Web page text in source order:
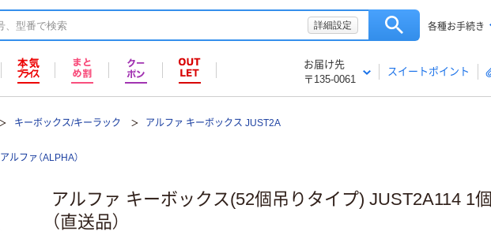
詳細設定 各種お手続き
お届け先
〒135-0061
スイートポイント
キーボックス/キーラック アルファ キーボックス JUST2A
アルファ（ALPHA）
アルファ キーボックス(52個吊りタイプ) JUST2A114 1個
（直送品）